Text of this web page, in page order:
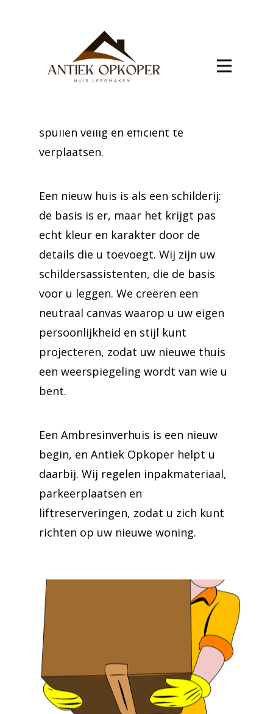
Uw nieuwe start in Ambresin begint
met een betrouwbare
spullen veilig en efficiënt te
verplaatsen.
Een nieuw huis is als een schilderij:
de basis is er, maar het krijgt pas
echt kleur en karakter door de
details die u toevoegt. Wij zijn uw
schildersassistenten, die de basis
voor u leggen. We creëren een
neutraal canvas waarop u uw eigen
persoonlijkheid en stijl kunt
projecteren, zodat uw nieuwe thuis
een weerspiegeling wordt van wie u
bent.
Een Ambresinverhuis is een nieuw
begin, en Antiek Opkoper helpt u
daarbij. Wij regelen inpakmateriaal,
parkeerplaatsen en
liftreserveringen, zodat u zich kunt
richten op uw nieuwe woning.